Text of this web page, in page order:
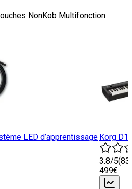
NonKob Multifonction
LED d’apprentissage Korg D1
3.8/5(83
499€